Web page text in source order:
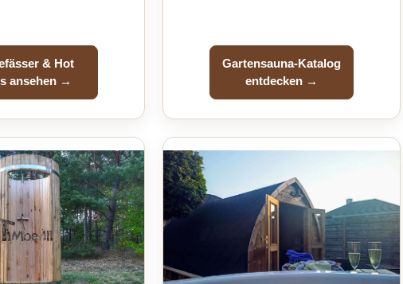
& Hot
ansehen →
Gartensauna-Katalog
entdecken →